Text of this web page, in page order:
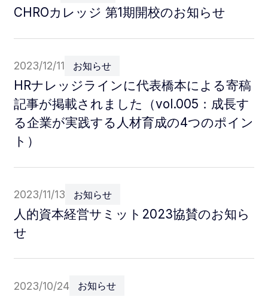
CHROカレッジ 第1期開校のお知らせ
2023/12/11 お知らせ
HRナレッジラインに代表橋本による寄稿
記事が掲載されました（vol.005：成長す
る企業が実践する人材育成の4つのポイン
ト）
2023/11/13 お知らせ
人的資本経営サミット2023協賛のお知ら
せ
2023/10/24 お知らせ